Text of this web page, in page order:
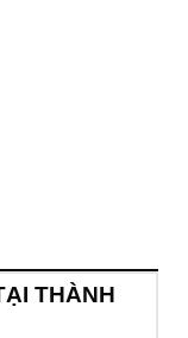
THÀNH